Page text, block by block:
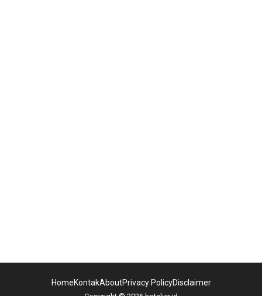
HomeKontakAboutPrivacy PolicyDisclaimer